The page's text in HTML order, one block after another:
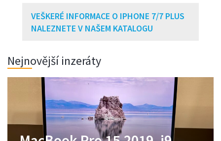
VEŠKERÉ INFORMACE O IPHONE 7/7 PLUS
NALEZNETE V NAŠEM KATALOGU
Nejnovější inzeráty